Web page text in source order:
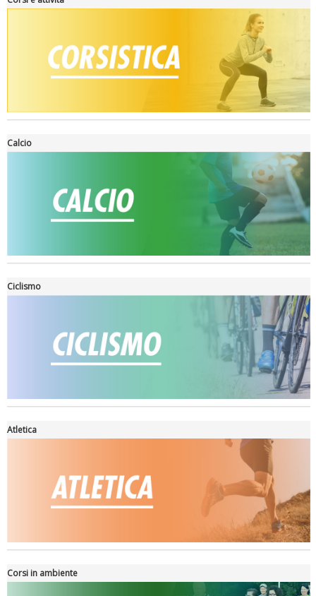
Tiziano Pesce a Radio InBlu2000 traccia il bilancio della stagione
Ddl Lobby, Uisp: “Il Parlamento valorizzi le nostre specificità"
La formazione Uisp rallenta ma prosegue anche in estate
Calcio
Ciclismo
Atletica
Corsi in ambiente